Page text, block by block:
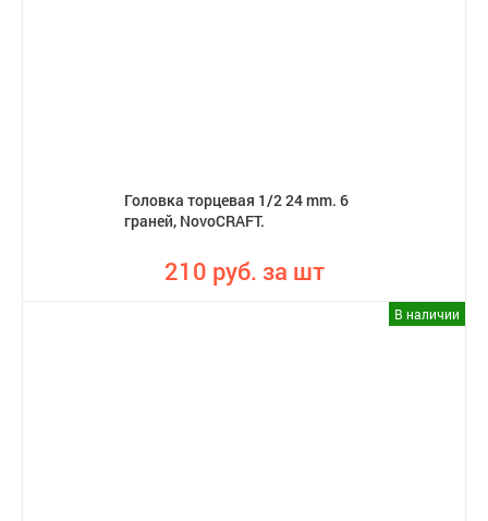
Головка торцевая 1/2 24 mm. 6
граней, NovoCRAFT.
210 руб. за шт
В наличии